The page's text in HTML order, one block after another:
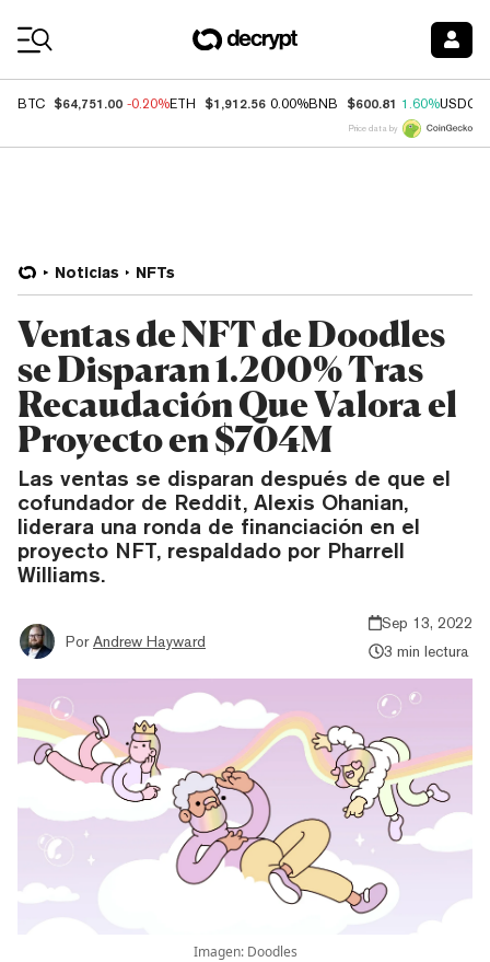
BTC $64,751.00 -0.20%ETH $1,912.56 0.00%BNB $600.81 1.60%USDC
Price data by
Noticias NFTs
Ventas de NFT de Doodles
se Disparan 1.200% Tras
Recaudación Que Valora el
Proyecto en $704M
Las ventas se disparan después de que el
cofundador de Reddit, Alexis Ohanian,
liderara una ronda de financiación en el
proyecto NFT, respaldado por Pharrell
Williams.
Por Andrew Hayward
Sep 13, 2022
3 min lectura
Imagen: Doodles